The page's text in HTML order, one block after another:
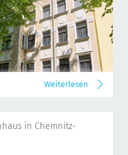
Weiterlesen
in Chemnitz-